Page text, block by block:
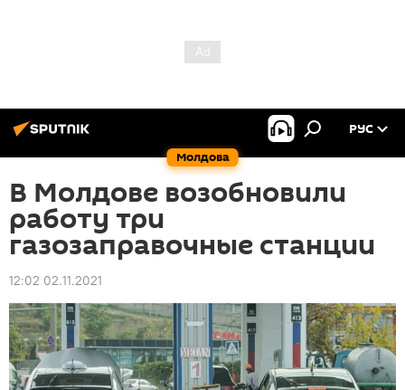
Молдова
РУС
В Молдове возобновили
работу три
газозаправочные станции
12:02 02.11.2021